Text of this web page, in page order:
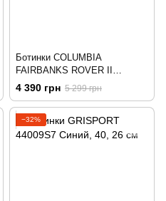
Ботинки COLUMBIA
FAIRBANKS ROVER II
1978721-010 Черный
4 390 грн 5 299 грн
−32%